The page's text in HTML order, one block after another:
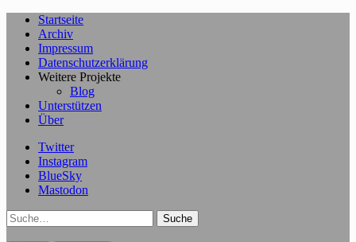
Startseite
Archiv
Impressum
Datenschutzerklärung
Weitere Projekte
Blog
Unterstützen
Über
Twitter
Instagram
BlueSky
Mastodon
Suche